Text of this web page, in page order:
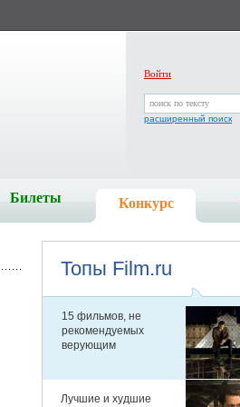
Войти
поиск по тексту
расширенный поиск
Билеты Конкурс